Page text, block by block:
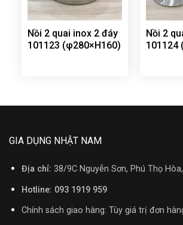
Nồi 2 quai inox 2 đáy
101123 (φ280×H160)
Nồi 2
101124
GIA DỤNG NHẬT NAM
Địa chỉ: 38/9C Nguyễn Sơn, Phú Thọ
Hotline: 093 1919 959
Chính sách giao hàng: Tùy giá trị đơn